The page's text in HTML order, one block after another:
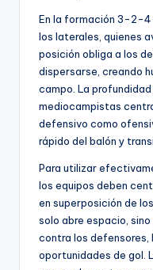
En la formación 3-2-
los laterales, quienes
posición obliga a los
dispersarse, creando
campo. La
mediocampistas
defensivo como
rápido del balón y
Para utilizar
los equipos deben
en superposición de
solo abre espacio,
contra los defensores,
oportunidades de gol.